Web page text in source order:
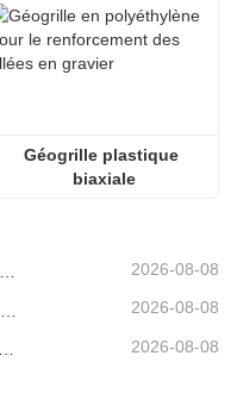
Géogrille plastique
biaxiale
Fournisseur de géomembrane pour les développeurs d'infrastructures 2026-08-08
2026-08-08
2026-08-08